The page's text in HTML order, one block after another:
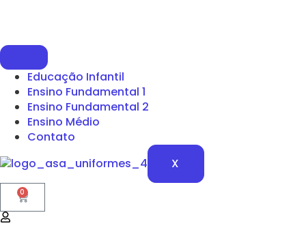
Educação Infantil
Ensino Fundamental 1
Ensino Fundamental 2
Ensino Médio
Contato
X
0